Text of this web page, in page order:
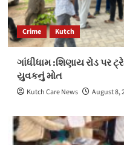
Crime Kutch
ગાંધીધામ :શિણાય રોડ પર
યુવકનું મોત
Kutch Care News August 8,